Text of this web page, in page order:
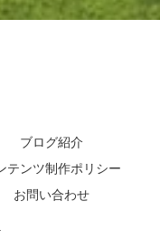
ブログ紹介
テンツ制作ポリシー
お問い合わせ